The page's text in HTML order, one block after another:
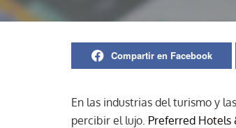
Compartir en Facebook
En las industrias del turismo y
percibir el lujo. Preferred Hotels